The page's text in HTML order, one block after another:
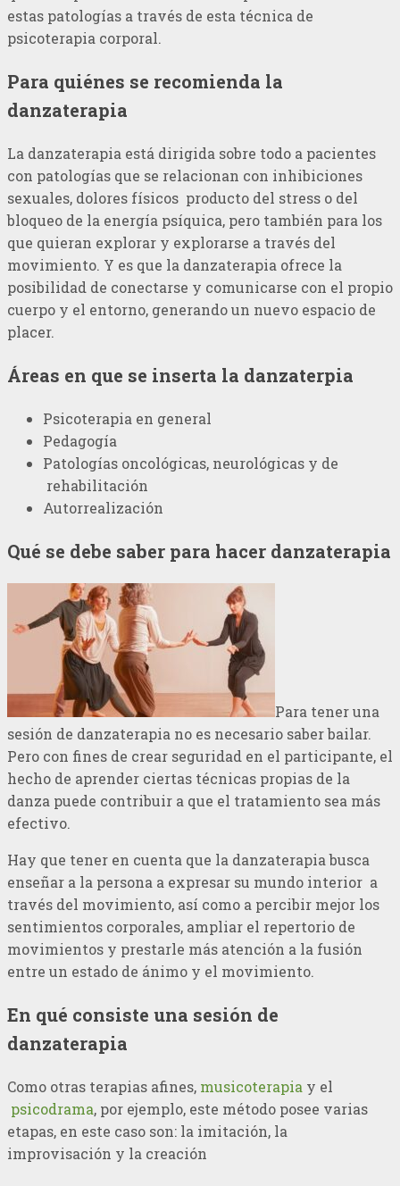
estas patologías a través de esta técnica de
psicoterapia corporal.
Para quiénes se recomienda la
danzaterapia
La danzaterapia está dirigida sobre todo a pacientes
con patologías que se relacionan con inhibiciones
sexuales, dolores físicos producto del stress o del
bloqueo de la energía psíquica, pero también para los
que quieran explorar y explorarse a través del
movimiento. Y es que la danzaterapia ofrece la
posibilidad de conectarse y comunicarse con el propio
cuerpo y el entorno, generando un nuevo espacio de
placer.
Áreas en que se inserta la danzaterpia
Psicoterapia en general
Pedagogía
Patologías oncológicas, neurológicas y de
rehabilitación
Autorrealización
Qué se debe saber para hacer danzaterapia
Para tener una
sesión de danzaterapia no es necesario saber bailar.
Pero con fines de crear seguridad en el participante, el
hecho de aprender ciertas técnicas propias de la
danza puede contribuir a que el tratamiento sea más
efectivo.
Hay que tener en cuenta que la danzaterapia busca
enseñar a la persona a expresar su mundo interior a
través del movimiento, así como a percibir mejor los
sentimientos corporales, ampliar el repertorio de
movimientos y prestarle más atención a la fusión
entre un estado de ánimo y el movimiento.
En qué consiste una sesión de
danzaterapia
Como otras terapias afines, musicoterapia y el
psicodrama, por ejemplo, este método posee varias
etapas, en este caso son: la imitación, la
improvisación y la creación